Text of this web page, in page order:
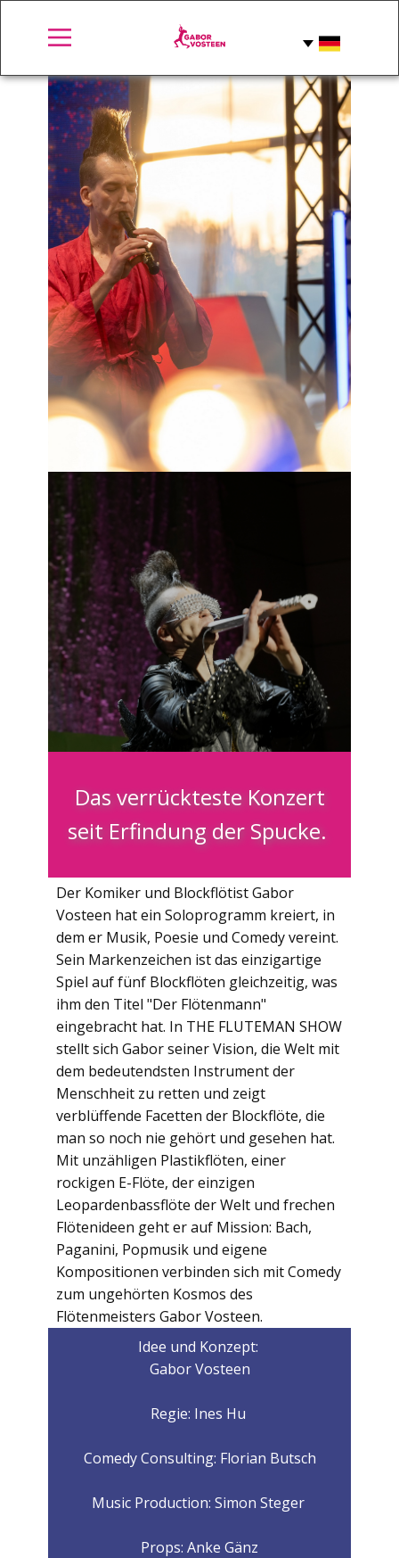
Das verrückteste Konzert
seit Erfindung der Spucke.
Der Komiker und Blockflötist Gabor
Vosteen hat ein Soloprogramm kreiert, in
dem er Musik, Poesie und Comedy vereint.
Sein Markenzeichen ist das einzigartige
Spiel auf fünf Blockflöten gleichzeitig, was
ihm den Titel "Der Flötenmann"
eingebracht hat. In THE FLUTEMAN SHOW
stellt sich Gabor seiner Vision, die Welt mit
dem bedeutendsten Instrument der
Menschheit zu retten und zeigt
verblüffende Facetten der Blockflöte, die
man so noch nie gehört und gesehen hat.
Mit unzähligen Plastikflöten, einer
rockigen E-Flöte, der einzigen
Leopardenbassflöte der Welt und frechen
Flötenideen geht er auf Mission: Bach,
Paganini, Popmusik und eigene
Kompositionen verbinden sich mit Comedy
zum ungehörten Kosmos des
Flötenmeisters Gabor Vosteen.
Idee und Konzept:
Gabor Vosteen
Regie: Ines Hu
Comedy Consulting: Florian Butsch
Music Production: Simon Steger
Props: Anke Gänz